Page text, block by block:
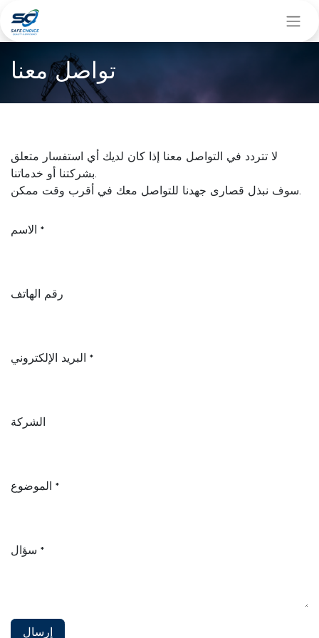
تواصل معنا
لا تتردد في التواصل معنا إذا كان لديك أي استفسار متعلق
بشركتنا أو خدماتنا.
سوف نبذل قصارى جهدنا للتواصل معك في أقرب وقت ممكن.
الاسم *
رقم الهاتف
البريد الإلكتروني *
الشركة
الموضوع *
سؤال *
إرسال